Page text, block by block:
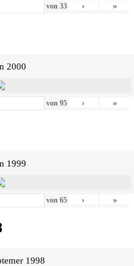
von 33 › »
2000
von 95 › »
1999
von 65 › »
1998